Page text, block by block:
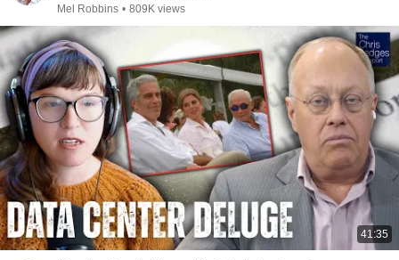
Mel Robbins • 809K views
41:35